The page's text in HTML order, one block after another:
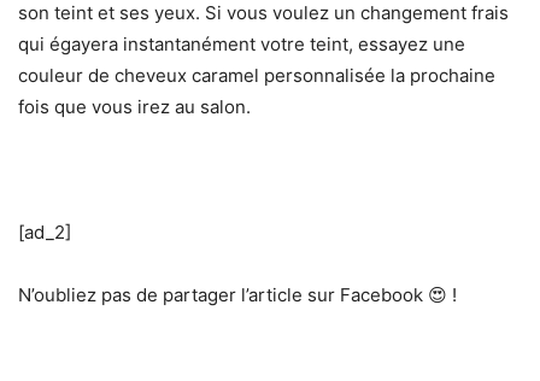
son teint et ses yeux. Si vous voulez un changement frais
qui égayera instantanément votre teint, essayez une
couleur de cheveux caramel personnalisée la prochaine
fois que vous irez au salon.
[ad_2]
N’oubliez pas de partager l’article sur Facebook 😍 !